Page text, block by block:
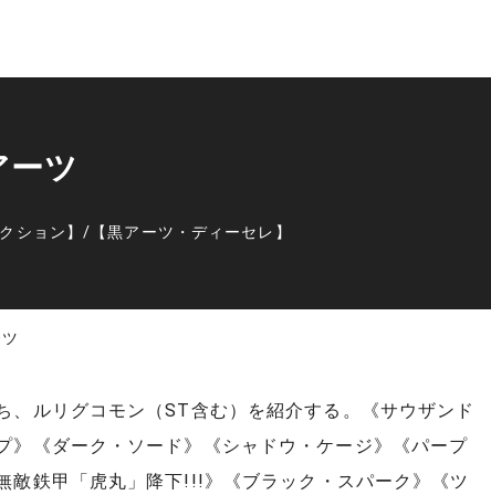
ツ
ション】/ 【黒アーツ・ディーセレ】
、ルリグコモン（ST含む）を紹介する。《サウザンド
》《ダーク・ソード》《シャドウ・ケージ》《パープ
敵鉄甲「虎丸」降下!!!》《ブラック・スパーク》《ツ